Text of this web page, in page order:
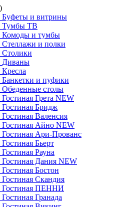
Буфеты и витрины
Тумбы ТВ
Комоды и тумбы
Стеллажи и полки
Столики
Диваны
Кресла
Банкетки и пуфики
Обеденные столы
Гостиная Грета NEW
Гостиная Бридж
Гостиная Валенсия
Гостиная Айно NEW
Гостиная Ари-Прованс
Гостиная Бьерт
Гостиная Рауна
Гостиная Дания NEW
Гостиная Бостон
Гостиная Скандия
Гостиная ПЕННИ
Гостиная Гранада